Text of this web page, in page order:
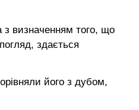
з визначенням того, що
здається
його з дубом,